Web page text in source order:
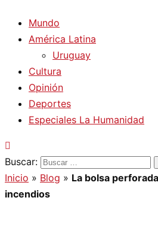
Mundo
América Latina
Uruguay
Cultura
Opinión
Deportes
Especiales La Humanidad
Buscar:
Inicio » Blog » La bolsa
incendios